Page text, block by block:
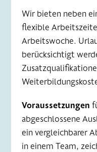
Wir bieten neben
flexible
Arbeitswoche.
berücksichtigt
Voraussetzungen
abgeschlossene
ein vergleichbarer
in einem Team,